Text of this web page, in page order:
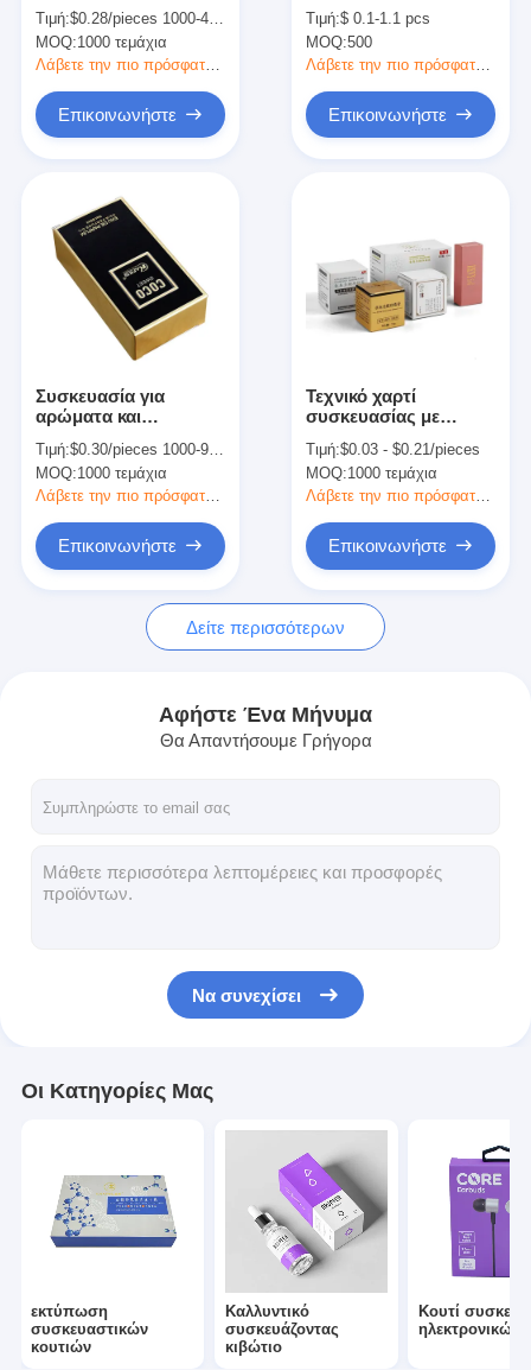
Προϊόντα
Σχετικά με εμάς
Επισκέψεις στο εργοστάσιο
Επικοινωνήστε μαζί μας
Ειδήσεις
εκτύπωση συσκευαστικών κουτιών
Καλλυντικό συσκευάζοντας κιβώτιο
τσάντες δώρων εγγράφου
Άκαμπτο κιβώτιο δώρων
Πίνακα απεικόνισης μετρητή
Ετικέτα αυτοκόλλησης
Προσαρμοσμένο κόκκινο πακέτο
Ανακυκλωμένο
κραγιόν Κουτί
συσκευασίας
Τιμή:$0.28/pieces 1000-4999 pieces
MOQ:1000 τεμάχια
Λάβετε την πιο πρόσφατη τιμή
Επικοινωνήστε
καλλυντικά κουτί
Eyeshadow
συσκευασία
Τιμή:$ 0.1-1.1 pcs
MOQ:500
Λάβετε την πιο πρόσφατη τιμή
Επικοινωνήστε
Συσκευασία για
αρώματα και
Τιμή:$0.30/pieces 1000-9999 pieces
MOQ:1000 τεμάχια
Λάβετε την πιο πρόσφατη τιμή
Επικοινωνήστε
Τεχνικό χαρτί
συσκευασίας με
350g για προϊόντα
περιποίησης
δέρματος
Τιμή:$0.03 - $0.21/pieces
MOQ:1000 τεμάχια
Λάβετε την πιο πρόσφατη τιμή
Επικοινωνήστε
Δείτε περισσότερων
Αφήστε Ένα Μήνυμα
Θα Απαντήσουμε Γρήγορα
Να συνεχίσει
Οι Κατηγορίες Μας
εκτύπωση
συσκευαστικών
κουτιών
Καλλυντικό
συσκευάζοντας
κιβώτιο
Κουτί
ηλεκτρονικών